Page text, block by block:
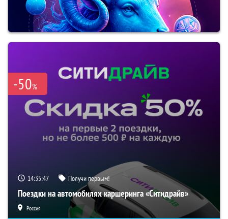
-50%
14:35:46 Получи первым!
Поездки на автомобилях каршеринга «Ситидрайв»
Россия